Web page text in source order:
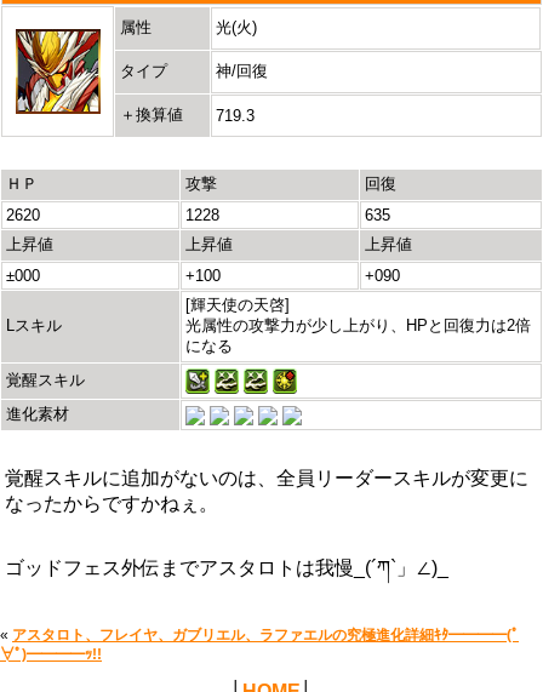
属性 光(火)
タイプ 神/回復
＋換算値 719.3
ＨＰ 攻撃
回復
2620
1228
635
上昇値
上昇値
上昇値
±000
+100 +090
Lスキル
[輝天使の天啓]
光属性の攻撃力が少し上がり、HPと回復力は2倍
になる
覚醒スキル
進化素材
覚醒スキルに追加がないのは、全員リーダースキルが変更に
なったからですかねぇ。
ゴッドフェス外伝までアスタロトは我慢_(´ཀ`」∠)_
« アスタロト、フレイヤ、ガブリエル、ラファエルの究極進化詳細ｷﾀ━━━━(ﾟ
∀ﾟ)━━━━ｯ!!